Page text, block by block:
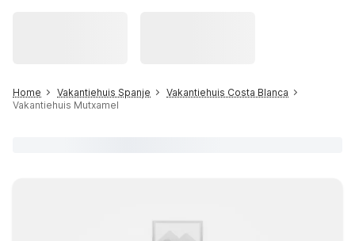
Home Vakantiehuis Spanje
Vakantiehuis Costa Blanca
Vakantiehuis Mutxamel